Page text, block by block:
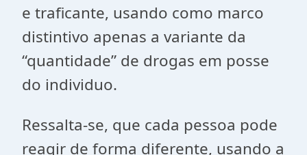
e traficante, usando como marco
distintivo apenas a variante da
“quantidade” de drogas em posse
do individuo.
Ressalta-se, que cada pessoa pode
reagir de forma diferente, usando a